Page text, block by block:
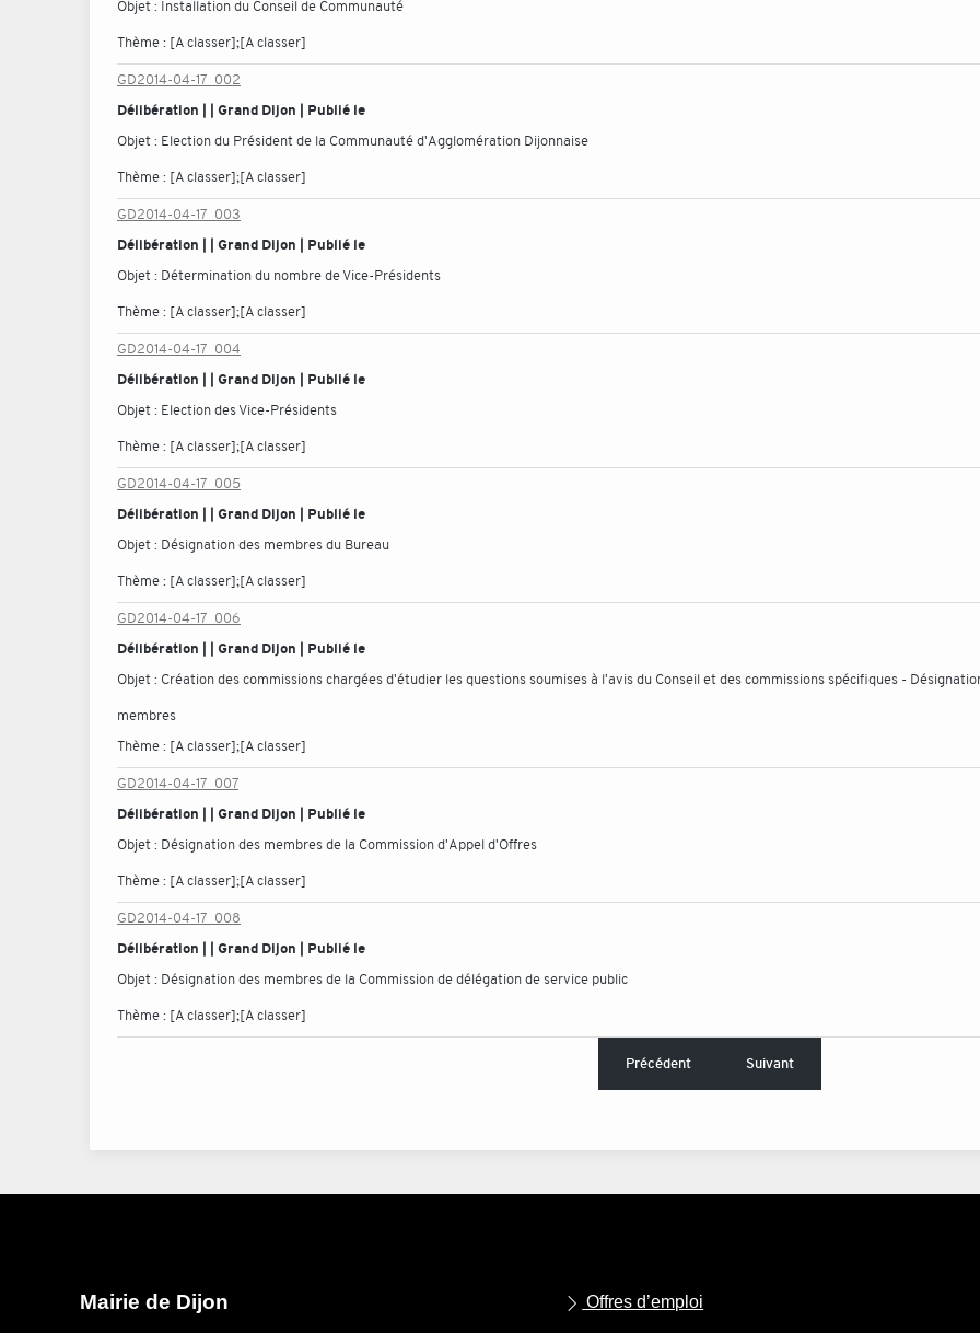
Objet : Installation du Conseil de Communauté
Thème : [A classer];[A classer]
GD2014-04-17_002
Délibération | | Grand Dijon | Publié le
Objet : Election du Président de la Communauté d'Agglomération Dijonnaise
Thème : [A classer];[A classer]
GD2014-04-17_003
Délibération | | Grand Dijon | Publié le
Objet : Détermination du nombre de Vice-Présidents
Thème : [A classer];[A classer]
GD2014-04-17_004
Délibération | | Grand Dijon | Publié le
Objet : Election des Vice-Présidents
Thème : [A classer];[A classer]
GD2014-04-17_005
Délibération | | Grand Dijon | Publié le
Objet : Désignation des membres du Bureau
Thème : [A classer];[A classer]
GD2014-04-17_006
Délibération | | Grand Dijon | Publié le
Objet : Création des commissions chargées d'étudier les questions soumises à l'avis du Conseil et des commissions spécifiques -
membres
Thème : [A classer];[A classer]
GD2014-04-17_007
Délibération | | Grand Dijon | Publié le
Objet : Désignation des membres de la Commission d'Appel d'Offres
Thème : [A classer];[A classer]
GD2014-04-17_008
Délibération | | Grand Dijon | Publié le
Objet : Désignation des membres de la Commission de délégation de service public
Thème : [A classer];[A classer]
Précédent Suivant
Mairie de Dijon Offres d’emploi